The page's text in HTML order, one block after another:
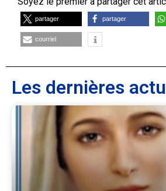
partager partager
courriel
Les dernières